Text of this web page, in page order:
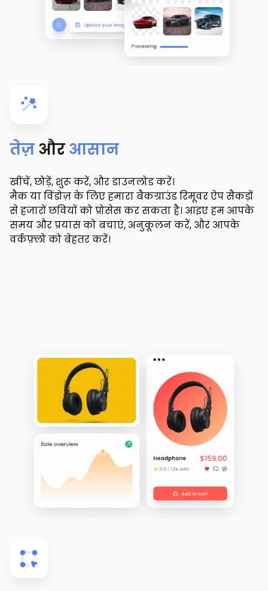
तेज़औरआसान
खींचें, छोड़ें, शुरू करें, और डाउनलोड करें।
मैक या विंडोज़ के लिए हमारा बैकग्राउंड रिमूवर ऐप सैकड़ों
से हजारों छवियों को प्रोसेस कर सकता है। आइए हम आपके
समय और प्रयास को बचाएं, अनुकूलन करें, और आपके
वर्कफ़्लो को बेहतर करें।